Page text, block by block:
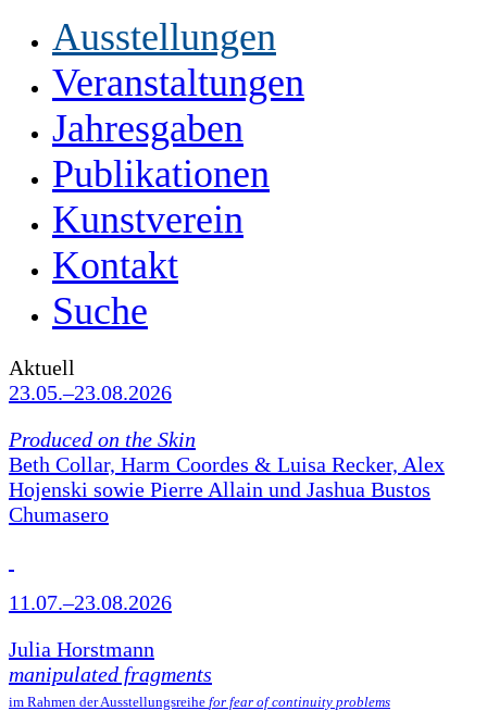
Ausstellungen
Veranstaltungen
Jahresgaben
Publikationen
Kunstverein
Kontakt
Suche
Aktuell
23.05.–23.08.2026
Produced on the Skin
Beth Collar, Harm Coordes & Luisa Recker, Alex
Hojenski sowie Pierre Allain und Jashua Bustos
Chumasero
11.07.–23.08.2026
Julia Horstmann
manipulated fragments
im Rahmen der Ausstellungsreihe for fear of continuity problems